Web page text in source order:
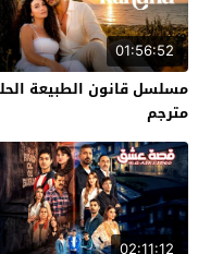
01:56:52
مترجم